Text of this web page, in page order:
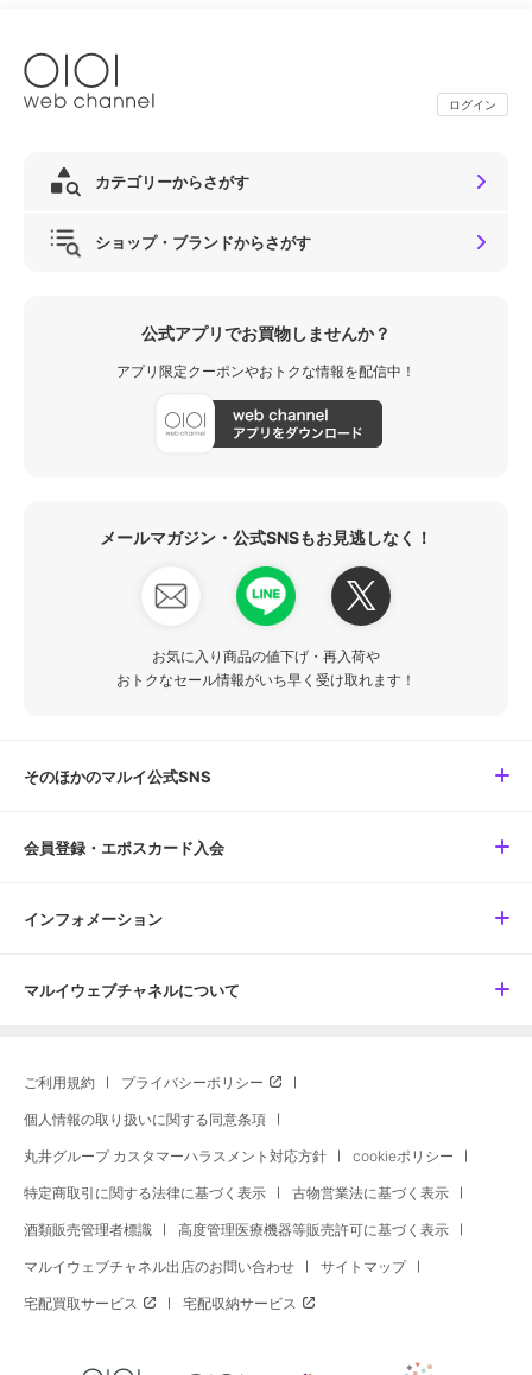
ログイン
カテゴリーからさがす
ショップ・ブランドからさがす
公式アプリでお買物しませんか？
アプリ限定クーポンやおトクな情報を配信中！
メールマガジン・公式SNSもお見逃しなく！
お気に入り商品の値下げ・再入荷や
おトクなセール情報がいち早く受け取れます！
そのほかのマルイ公式SNS
会員登録・エポスカード入会
インフォメーション
マルイウェブチャネルについて
ご利用規約 プライバシーポリシー
個人情報の取り扱いに関する同意条項
丸井グループ カスタマーハラスメント対応方針 cookieポリシー
特定商取引に関する法律に基づく表示 古物営業法に基づく表示
酒類販売管理者標識 高度管理医療機器等販売許可に基づく表示
マルイウェブチャネル出店のお問い合わせ サイトマップ
宅配買取サービス 宅配収納サービス